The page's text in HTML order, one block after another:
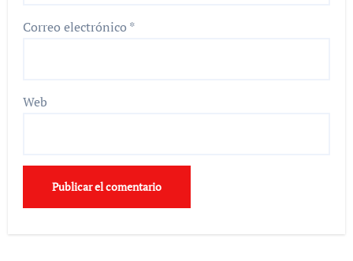
Correo electrónico *
Web